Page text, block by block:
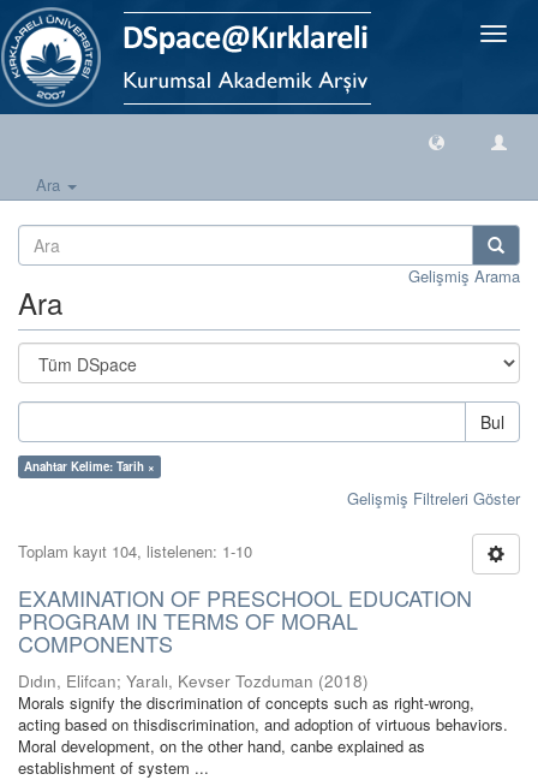
Geçiş
Ara
Gelişmiş Arama
Ara
Bul
Anahtar Kelime: Tarih ×
Gelişmiş Filtreleri Göster
Toplam kayıt 104, listelenen: 1-10
EXAMINATION OF PRESCHOOL EDUCATION
PROGRAM IN TERMS OF MORAL
COMPONENTS
Dıdın, Elifcan; Yaralı, Kevser Tozduman (2018)
Morals signify the discrimination of concepts such as right-wrong,
acting based on thisdiscrimination, and adoption of virtuous behaviors.
Moral development, on the other hand, canbe explained as
establishment of system ...